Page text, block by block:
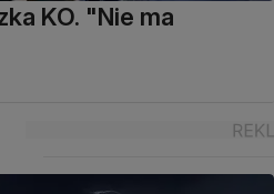
KO. "Nie ma